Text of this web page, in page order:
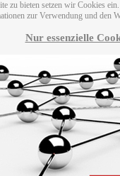
zu bieten setzen wir Cookies
zur Verwendung und den
Nur essenzielle